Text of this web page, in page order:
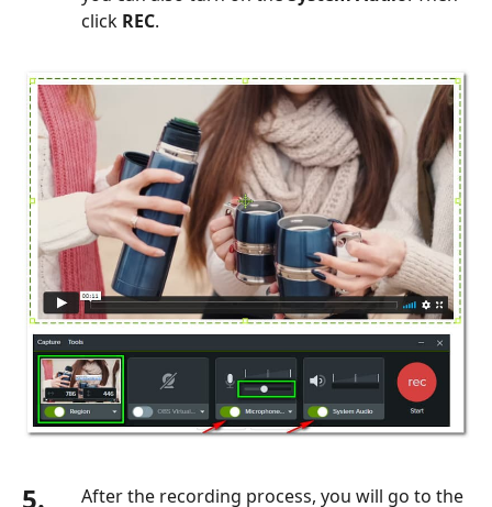
click REC.
5. After the recording process, you will go to the